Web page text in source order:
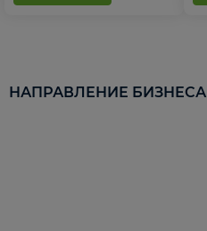
НАПРАВЛЕНИЕ БИЗНЕСА